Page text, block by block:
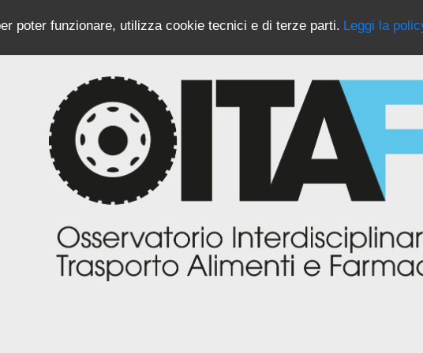
poter funzionare, utilizza cookie tecnici e di terze parti. Leggi la